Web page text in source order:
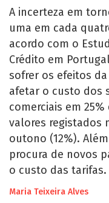
A incerteza em
uma em cada
acordo com o
Crédito em
sofrer os efeitos
afetar o custo dos
comerciais em
valores registados
outono (12%).
procura de novos
o custo das tarifas.
Maria Teixeira Alves